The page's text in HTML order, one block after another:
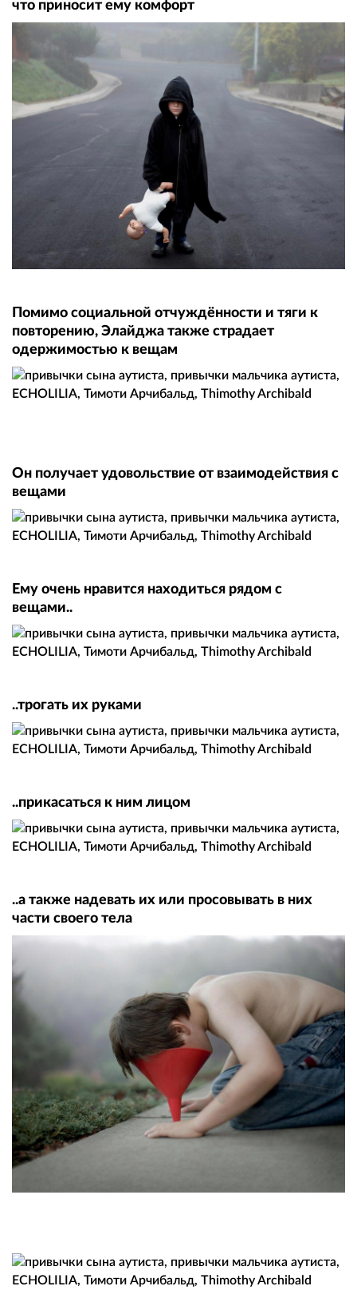
что приносит ему комфорт
Помимо социальной отчуждённости и тяги к
повторению, Элайджа также страдает
одержимостью к вещам
Он получает удовольствие от взаимодействия с
вещами
Ему очень нравится находиться рядом с
вещами..
..трогать их руками
..прикасаться к ним лицом
..а также надевать их или просовывать в них
части своего тела